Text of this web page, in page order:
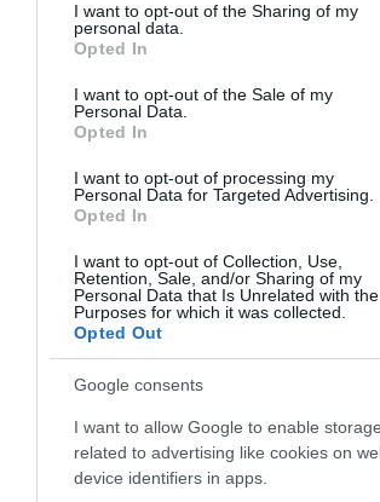
not limited to your visit or usage behaviour.
grant or deny consent to Google and its
use your data for below specified purposes
consent section.
I want to opt-out of the Sharing of my
personal data.
Opted In
I want to opt-out of the Sale of my
Personal Data.
Opted In
I want to opt-out of processing my
Personal Data for Targeted Advertising.
Opted In
I want to opt-out of Collection, Use,
Retention, Sale, and/or Sharing of my
Personal Data that Is Unrelated with the
Purposes for which it was collected.
Opted Out
Google consents
I want to allow Google to enable storage
related to advertising like cookies on
device identifiers in apps.
ΡΟΗ ΕΙΔΗΣΕΩΝ
Το χρηματοδοτούμενο
από την ΕΕ έργο “The
Gaming Police”
ενισχύει την ασφάλεια
των παιδιών στο
31.07.2026